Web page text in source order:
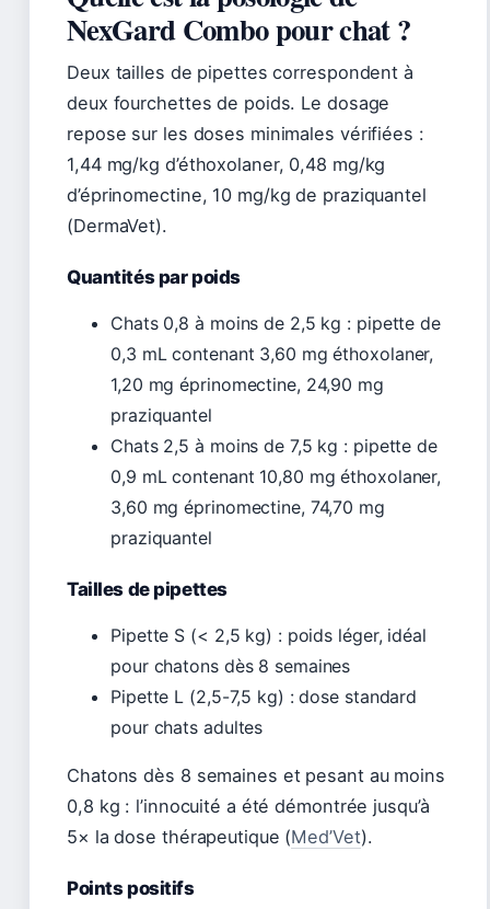
NexGard Combo pour chat ?
Deux tailles de pipettes correspondent à
deux fourchettes de poids. Le dosage
repose sur les doses minimales vérifiées :
1,44 mg/kg d’éthoxolaner, 0,48 mg/kg
d’éprinomectine, 10 mg/kg de praziquantel
(DermaVet).
Quantités par poids
Chats 0,8 à moins de 2,5 kg : pipette de
0,3 mL contenant 3,60 mg éthoxolaner,
1,20 mg éprinomectine, 24,90 mg
praziquantel
Chats 2,5 à moins de 7,5 kg : pipette de
0,9 mL contenant 10,80 mg éthoxolaner,
3,60 mg éprinomectine, 74,70 mg
praziquantel
Tailles de pipettes
Pipette S (< 2,5 kg) : poids léger, idéal
pour chatons dès 8 semaines
Pipette L (2,5-7,5 kg) : dose standard
pour chats adultes
Chatons dès 8 semaines et pesant au moins
0,8 kg : l’innocuité a été démontrée jusqu’à
5× la dose thérapeutique (Med’Vet).
Points positifs